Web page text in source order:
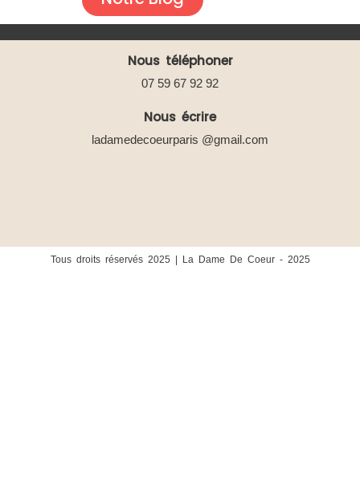
Nous téléphoner
07 59 67 92 92
Nous écrire
ladamedecoeurparis @gmail.com
Tous droits réservés 2025 | La Dame De Coeur - 2025